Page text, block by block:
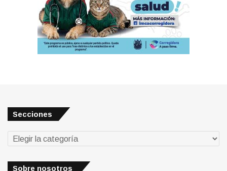
Secciones
Secciones
Sobre nosotros